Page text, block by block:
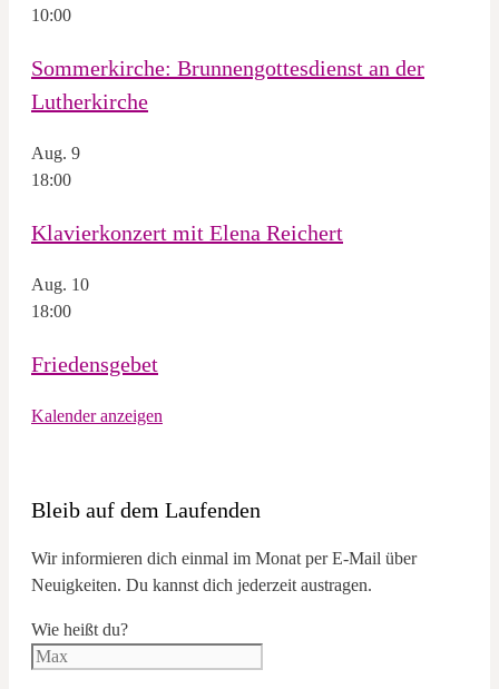
10:00
Sommerkirche: Brunnengottesdienst an der
Lutherkirche
Aug. 9
18:00
Klavierkonzert mit Elena Reichert
Aug. 10
18:00
Friedensgebet
Kalender anzeigen
Bleib auf dem Laufenden
Wir informieren dich einmal im Monat per E-Mail über
Neuigkeiten. Du kannst dich jederzeit austragen.
Wie heißt du?